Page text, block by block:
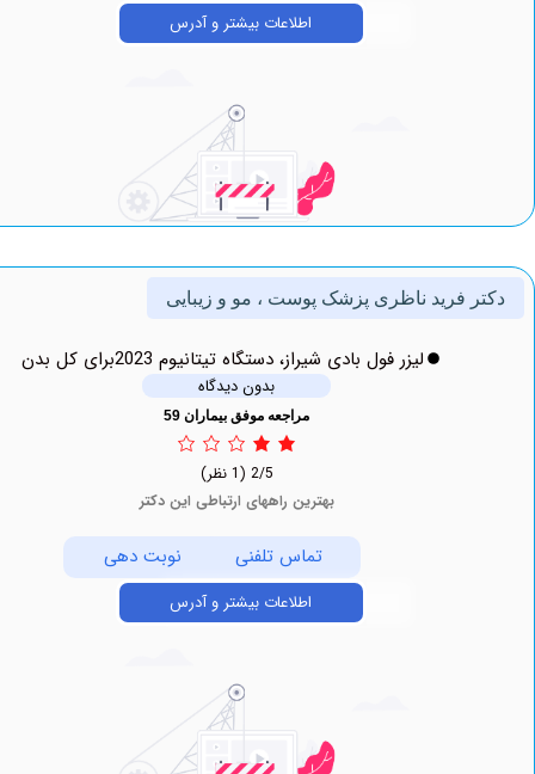
اطلاعات بیشتر و آدرس
فرید ناظری پزشک پوست ، مو و زیبایی
لیزر فول بادی شیراز، دستگاه تیتانیوم 2023برای کل بدن
بدون دیدگاه
مراجعه موفق بیماران 59
بهترین راههای ارتباطی این دکتر
تماس تلفنی نوبت دهی
اطلاعات بیشتر و آدرس